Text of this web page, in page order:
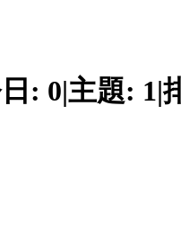
: 0|主題: 1|